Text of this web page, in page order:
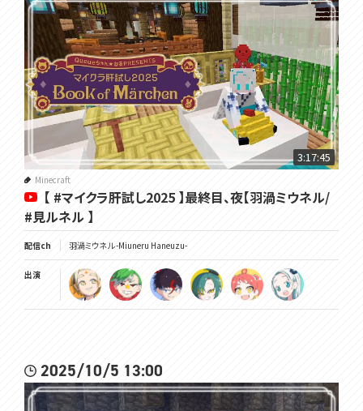
3:17:45
Minecraft
【 #マイクラ肝試し2025 】最終目、夜【羽渦ミウネル/
#見ルネル 】
配信ch 羽渦ミウネル -Miuneru Haneuzu-
出演
2025/10/5 13:00